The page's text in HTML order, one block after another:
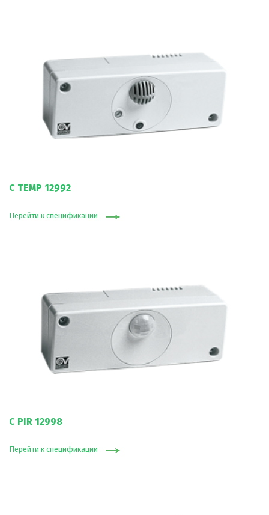
C TEMP 12992
Перейти к спецификации
C PIR 12998
Перейти к спецификации